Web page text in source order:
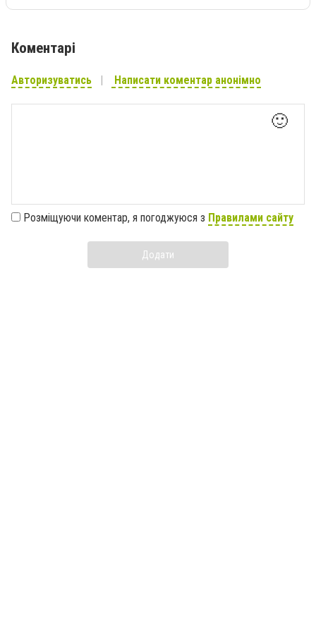
Коментарі
Авторизуватись Написати коментар анонімно
🙂
Розміщуючи коментар, я погоджуюся з Правилами сайту
Додати